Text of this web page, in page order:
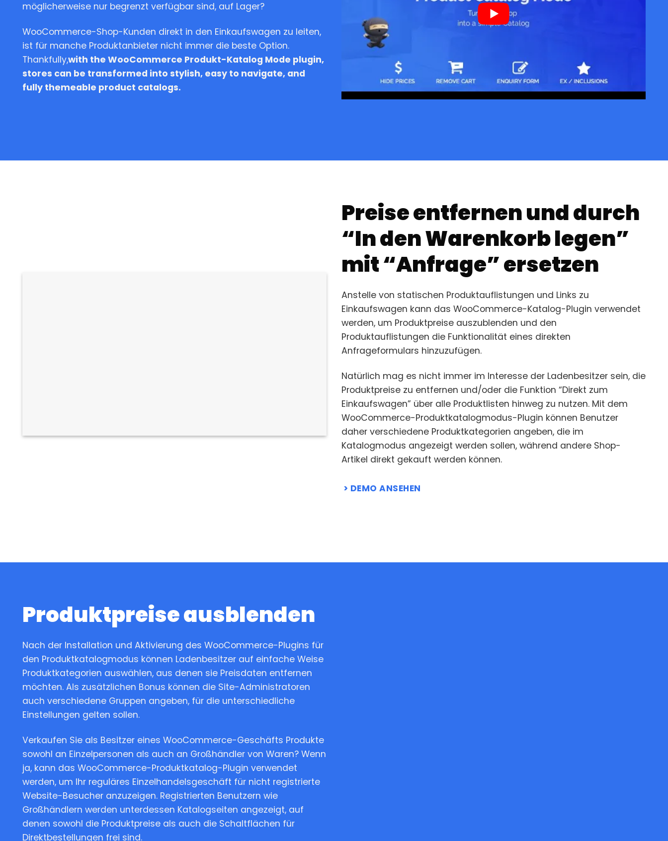
möglicherweise nur begrenzt verfügbar sind, auf Lager?
WooCommerce-Shop-Kunden direkt in den Einkaufswagen zu leiten,
ist für manche Produktanbieter nicht immer die beste Option.
Thankfully,with the WooCommerce Produkt-Katalog Mode plugin,
stores can be transformed into stylish, easy to navigate, and
fully themeable product catalogs.
Preise entfernen und durch
“In den Warenkorb legen”
mit “Anfrage” ersetzen
Anstelle von statischen Produktauflistungen und Links zu
Einkaufswagen kann das WooCommerce-Katalog-Plugin verwendet
werden, um Produktpreise auszublenden und den
Produktauflistungen die Funktionalität eines direkten
Anfrageformulars hinzuzufügen.
Natürlich mag es nicht immer im Interesse der Ladenbesitzer sein, die
Produktpreise zu entfernen und/oder die Funktion “Direkt zum
Einkaufswagen” über alle Produktlisten hinweg zu nutzen. Mit dem
WooCommerce-Produktkatalogmodus-Plugin können Benutzer
daher verschiedene Produktkategorien angeben, die im
Katalogmodus angezeigt werden sollen, während andere Shop-
Artikel direkt gekauft werden können.
DEMO ANSEHEN
Produktpreise ausblenden
Nach der Installation und Aktivierung des WooCommerce-Plugins für
den Produktkatalogmodus können Ladenbesitzer auf einfache Weise
Produktkategorien auswählen, aus denen sie Preisdaten entfernen
möchten. Als zusätzlichen Bonus können die Site-Administratoren
auch verschiedene Gruppen angeben, für die unterschiedliche
Einstellungen gelten sollen.
Verkaufen Sie als Besitzer eines WooCommerce-Geschäfts Produkte
sowohl an Einzelpersonen als auch an Großhändler von Waren? Wenn
ja, kann das WooCommerce-Produktkatalog-Plugin verwendet
werden, um Ihr reguläres Einzelhandelsgeschäft für nicht registrierte
Website-Besucher anzuzeigen. Registrierten Benutzern wie
Großhändlern werden unterdessen Katalogseiten angezeigt, auf
denen sowohl die Produktpreise als auch die Schaltflächen für
Direktbestellungen frei sind.